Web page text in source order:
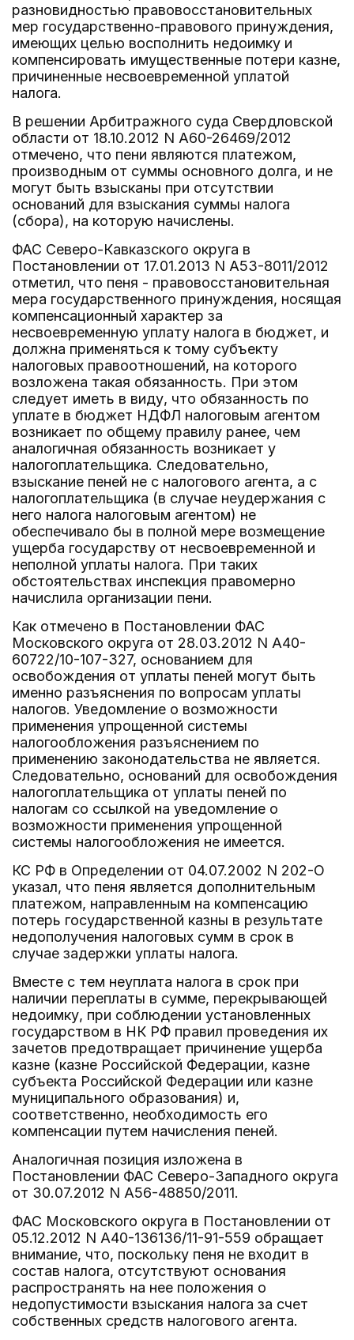
разновидностью правовосстановительных
мер государственно-правового принуждения,
имеющих целью восполнить недоимку и
компенсировать имущественные потери казне,
причиненные несвоевременной уплатой
налога.
В решении Арбитражного суда Свердловской
области от 18.10.2012 N А60-26469/2012
отмечено, что пени являются платежом,
производным от суммы основного долга, и не
могут быть взысканы при отсутствии
оснований для взыскания суммы налога
(сбора), на которую начислены.
ФАС Северо-Кавказского округа в
Постановлении от 17.01.2013 N А53-8011/2012
отметил, что пеня - правовосстановительная
мера государственного принуждения, носящая
компенсационный характер за
несвоевременную уплату налога в бюджет, и
должна применяться к тому субъекту
налоговых правоотношений, на которого
возложена такая обязанность. При этом
следует иметь в виду, что обязанность по
уплате в бюджет НДФЛ налоговым агентом
возникает по общему правилу ранее, чем
аналогичная обязанность возникает у
налогоплательщика. Следовательно,
взыскание пеней не с налогового агента, а с
налогоплательщика (в случае неудержания с
него налога налоговым агентом) не
обеспечивало бы в полной мере возмещение
ущерба государству от несвоевременной и
неполной уплаты налога. При таких
обстоятельствах инспекция правомерно
начислила организации пени.
Как отмечено в Постановлении ФАС
Московского округа от 28.03.2012 N А40-
60722/10-107-327, основанием для
освобождения от уплаты пеней могут быть
именно разъяснения по вопросам уплаты
налогов. Уведомление о возможности
применения упрощенной системы
налогообложения разъяснением по
применению законодательства не является.
Следовательно, оснований для освобождения
налогоплательщика от уплаты пеней по
налогам со ссылкой на уведомление о
возможности применения упрощенной
системы налогообложения не имеется.
КС РФ в Определении от 04.07.2002 N 202-О
указал, что пеня является дополнительным
платежом, направленным на компенсацию
потерь государственной казны в результате
недополучения налоговых сумм в срок в
случае задержки уплаты налога.
Вместе с тем неуплата налога в срок при
наличии переплаты в сумме, перекрывающей
недоимку, при соблюдении установленных
государством в НК РФ правил проведения их
зачетов предотвращает причинение ущерба
казне (казне Российской Федерации, казне
субъекта Российской Федерации или казне
муниципального образования) и,
соответственно, необходимость его
компенсации путем начисления пеней.
Аналогичная позиция изложена в
Постановлении ФАС Северо-Западного округа
от 30.07.2012 N А56-48850/2011.
ФАС Московского округа в Постановлении от
05.12.2012 N А40-136136/11-91-559 обращает
внимание, что, поскольку пеня не входит в
состав налога, отсутствуют основания
распространять на нее положения о
недопустимости взыскания налога за счет
собственных средств налогового агента.